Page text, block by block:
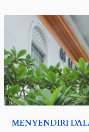
MENYENDIRI